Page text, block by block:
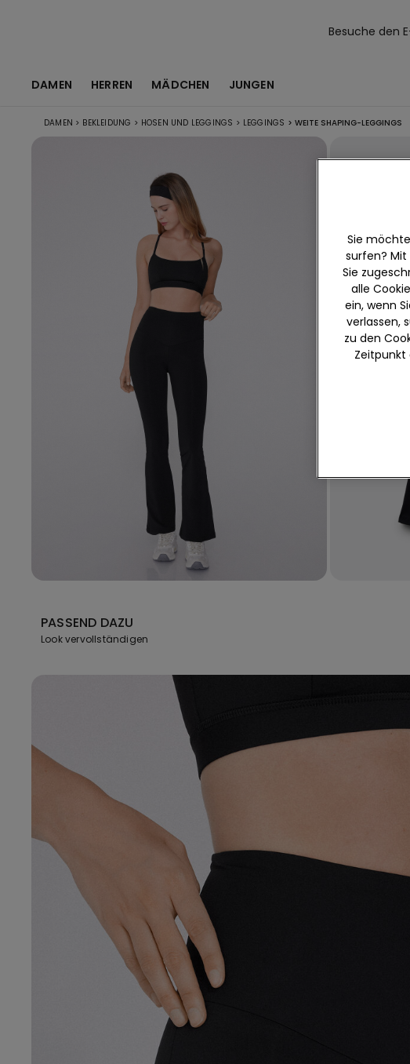
Besuche den
DAMEN HERREN MÄDCHEN JUNGEN
DAMEN > BEKLEIDUNG > HOSEN UND LEGGINGS > LEGGINGS > WEITE SHAPING-LEGGINGS
PASSEND DAZU
Look vervollständigen
Sie
surfen?
Sie
alle
ein, wenn
verlassen,
zu den
Zeitpunkt